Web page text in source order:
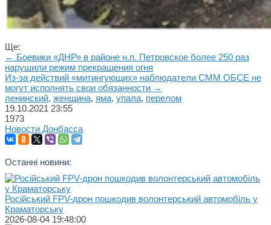
Ще:
← Боевики «ДНР» в районе н.п. Петровское более 250 раз
нарушили режим прекращения огня
Из-за действий «митингующих» наблюдатели СММ ОБСЕ не
могут исполнять свои обязанности →
ленинский, женщина, яма, упала, перелом
19.10.2021 23:55
1973
Новости Донбасса
Останні новини:
Російський FPV-дрон пошкодив волонтерський автомобіль у
Краматорську
2026-08-04 19:48:00